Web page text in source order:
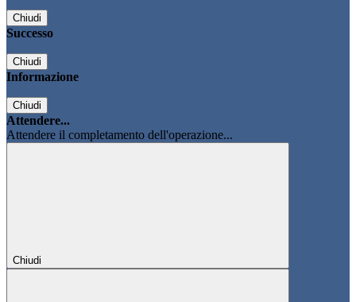
Chiudi
Successo
Chiudi
Informazione
Chiudi
Attendere...
Attendere il completamento dell'operazione...
Chiudi